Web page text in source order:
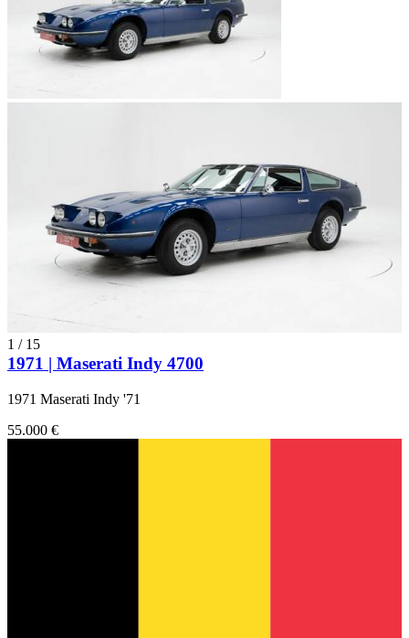
1 / 15
1971 | Maserati Indy 4700
1971 Maserati Indy '71
55.000 €